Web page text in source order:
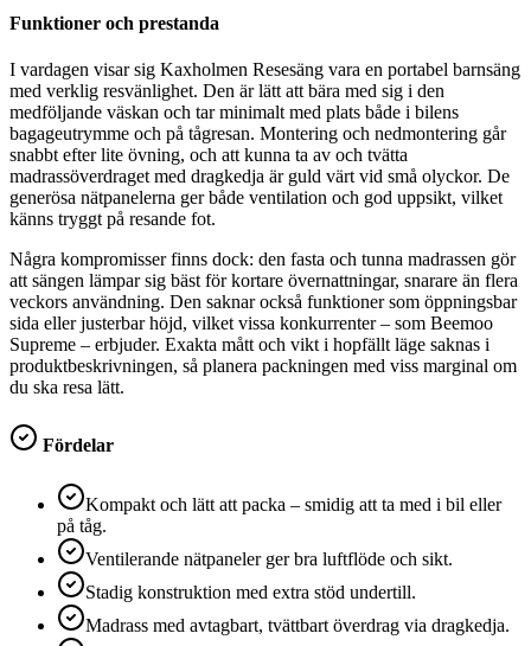
Funktioner och prestanda
I vardagen visar sig Kaxholmen Resesäng vara en portabel barnsäng
med verklig resvänlighet. Den är lätt att bära med sig i den
medföljande väskan och tar minimalt med plats både i bilens
bagageutrymme och på tågresan. Montering och nedmontering går
snabbt efter lite övning, och att kunna ta av och tvätta
madrassöverdraget med dragkedja är guld värt vid små olyckor. De
generösa nätpanelerna ger både ventilation och god uppsikt, vilket
känns tryggt på resande fot.
Några kompromisser finns dock: den fasta och tunna madrassen gör
att sängen lämpar sig bäst för kortare övernattningar, snarare än flera
veckors användning. Den saknar också funktioner som öppningsbar
sida eller justerbar höjd, vilket vissa konkurrenter – som Beemoo
Supreme – erbjuder. Exakta mått och vikt i hopfällt läge saknas i
produktbeskrivningen, så planera packningen med viss marginal om
du ska resa lätt.
Fördelar
Kompakt och lätt att packa – smidig att ta med i bil eller
på tåg.
Ventilerande nätpaneler ger bra luftflöde och sikt.
Stadig konstruktion med extra stöd undertill.
Madrass med avtagbart, tvättbart överdrag via dragkedja.